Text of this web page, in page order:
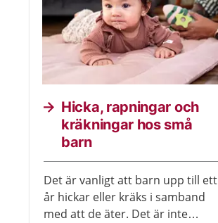
Hicka, rapningar och
kräkningar hos små
barn
Det är vanligt att barn upp till ett
år hickar eller kräks i samband
med att de äter. Det är inte